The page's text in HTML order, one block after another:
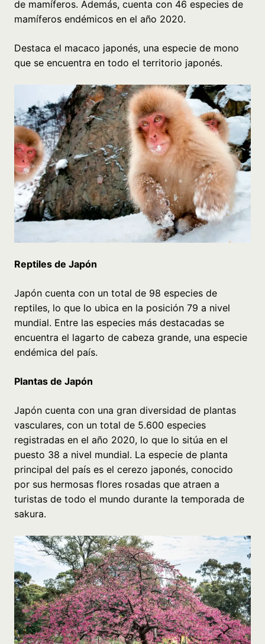
de mamíferos. Además, cuenta con 46 especies de
mamíferos endémicos en el año 2020.
Destaca el macaco japonés, una especie de mono
que se encuentra en todo el territorio japonés.
Reptiles de Japón
Japón cuenta con un total de 98 especies de
reptiles, lo que lo ubica en la posición 79 a nivel
mundial. Entre las especies más destacadas se
encuentra el lagarto de cabeza grande, una especie
endémica del país.
Plantas de Japón
Japón cuenta con una gran diversidad de plantas
vasculares, con un total de 5.600 especies
registradas en el año 2020, lo que lo sitúa en el
puesto 38 a nivel mundial. La especie de planta
principal del país es el cerezo japonés, conocido
por sus hermosas flores rosadas que atraen a
turistas de todo el mundo durante la temporada de
sakura.